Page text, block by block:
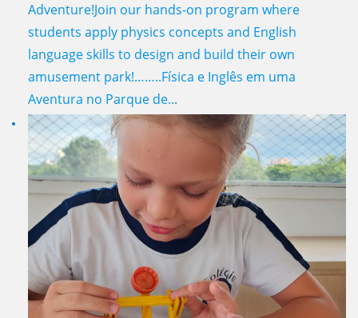
Adventure!Join our hands-on program where
students apply physics concepts and English
language skills to design and build their own
amusement park!……..Física e Inglês em uma
Aventura no Parque de...